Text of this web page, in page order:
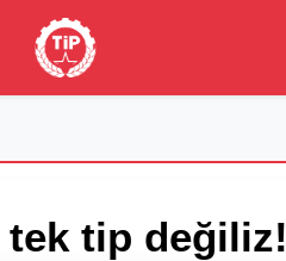
tip değiliz!